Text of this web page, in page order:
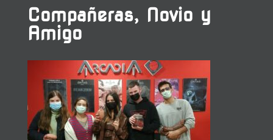
Compañeras, Novio y
Amigo